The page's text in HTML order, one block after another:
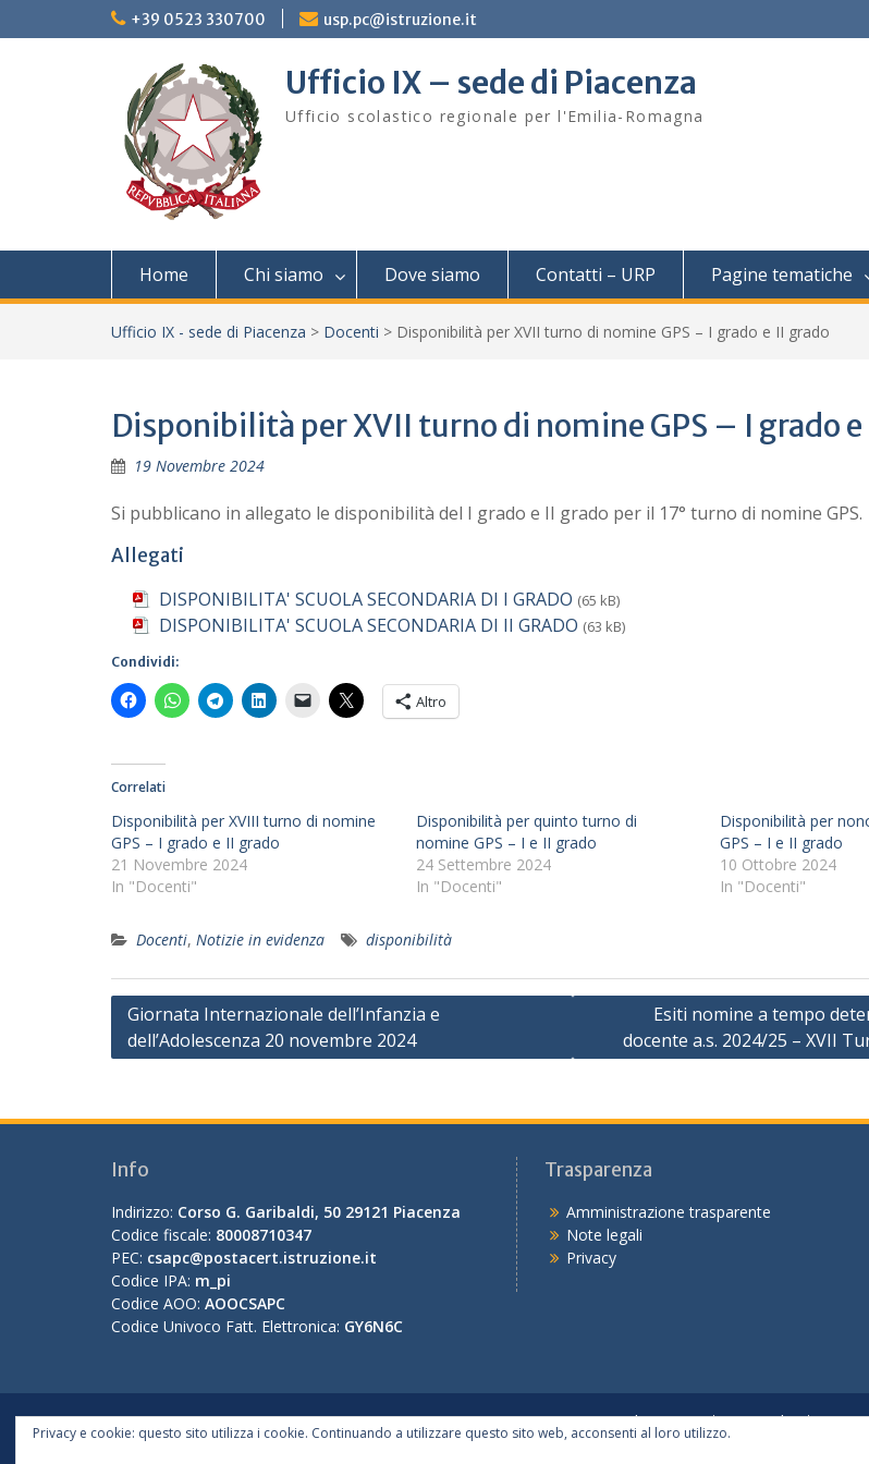
to
+39 0523 330700 usp.pc@istruzione.it
Ufficio IX – sede di Piacenza
Ufficio scolastico regionale per l'Emilia-Romagna
Home Chi siamo Dove siamo Contatti – URP Pagine tematiche
Ufficio IX - sede di Piacenza > Docenti > Disponibilità per XVII turno di nomine GPS – I grado e II grado
Disponibilità per XVII turno di nomine GPS – I grado e
19 Novembre 2024
Si pubblicano in allegato le disponibilità del I grado e II grado per il 17° turno di nomine GPS.
Allegati
DISPONIBILITA' SCUOLA SECONDARIA DI I GRADO (65 kB)
DISPONIBILITA' SCUOLA SECONDARIA DI II GRADO (63 kB)
Condividi:
Altro
Correlati
Disponibilità per XVIII turno di nomine
GPS – I grado e II grado
21 Novembre 2024
In "Docenti"
Disponibilità per quinto turno di
nomine GPS – I e II grado
24 Settembre 2024
In "Docenti"
Disponibilità per
GPS – I e II grado
10 Ottobre 2024
In "Docenti"
Docenti, Notizie in evidenza disponibilità
Navigazione
articoli
Giornata Internazionale dell’Infanzia e
dell’Adolescenza 20 novembre 2024
Esiti nomine a tempo
docente a.s. 2024/25 – XVII
Info
Indirizzo: Corso G. Garibaldi, 50 29121 Piacenza
Codice fiscale: 80008710347
PEC: csapc@postacert.istruzione.it
Codice IPA: m_pi
Codice AOO: AOOCSAPC
Codice Univoco Fatt. Elettronica: GY6N6C
Trasparenza
Amministrazione trasparente
Note legali
Privacy
Tutte le notizie Le scuole
I
Privacy e cookie: questo sito utilizza i cookie. Continuando a utilizzare questo sito web, acconsenti al loro utilizzo.